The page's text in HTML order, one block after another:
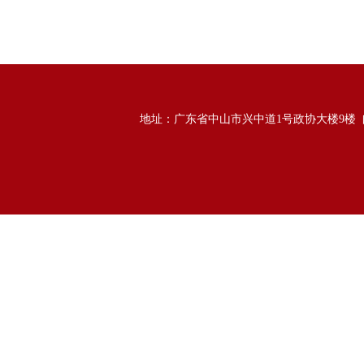
地址：广东省中山市兴中道1号政协大楼9楼